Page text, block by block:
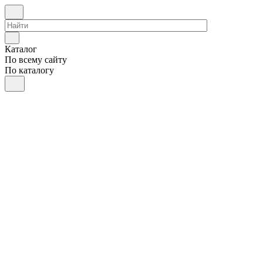
Каталог
По всему сайту
По каталогу